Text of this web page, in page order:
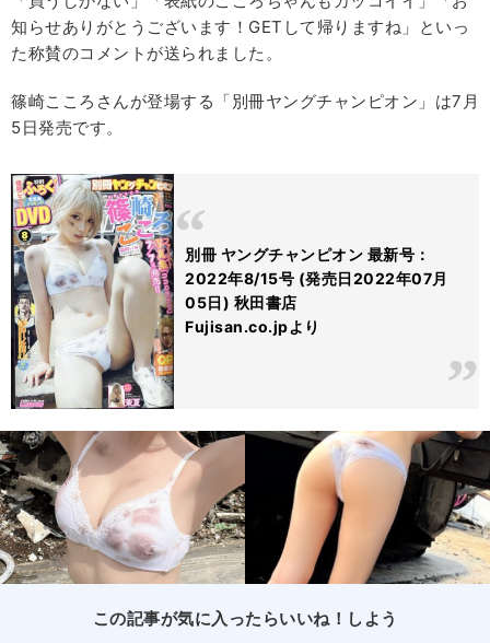
知らせありがとうございます！GETして帰りますね」といっ
た称賛のコメントが送られました。
篠崎こころさんが登場する「別冊ヤングチャンピオン」は7月
5日発売です。
別冊 ヤングチャンピオン 最新号：
2022年8/15号 (発売日2022年07月
05日) 秋田書店
Fujisan.co.jpより
この記事が気に入ったらいいね！しよう